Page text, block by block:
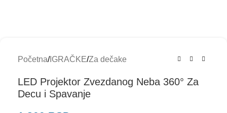
Početna/IGRAČKE/Za dečake
LED Projektor Zvezdanog Neba 360° Za
Decu i Spavanje